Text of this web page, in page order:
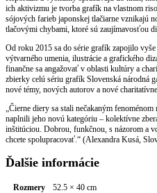
ich aktivizmu je tvorba grafík na vlastnom
sójových farieb japonskej tlačiarne vznikajú
tlačovými chybami, ktoré sú zaujímavosťou
Od roku 2015 sa do série grafík zapojilo
výtvarného umenia, ilustrácie a grafického
finančne sa angažovať v oblasti kultúry a
zbierky celú sériu grafík Slovenská národná
nové témy, nových autorov a nové
„Čierne diery sa stali nečakaným
naplnili jeho novú kategóriu – kolektívne
inštitúciou. Dobrou, funkčnou, s názorom a
chcete spolupracovať.“ (Alexandra Kusá,
Ďalšie informácie
Rozmery 52.5 × 40 cm